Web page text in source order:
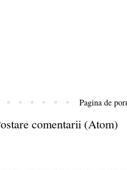
Pagina de
comentarii (Atom)